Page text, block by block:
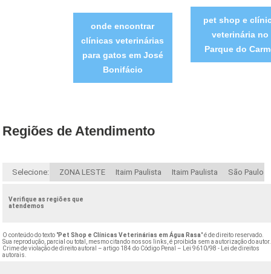
onde encontrar
clínicas veterinárias
para gatos em José
Bonifácio
pet shop e
veterinária no
Parque do
Regiões de Atendimento
Selecione: ZONA LESTE Itaim Paulista Itaim Paulista São Paulo
Verifique as regiões que
atendemos
O conteúdo do texto "Pet Shop e Clínicas Veterinárias em Água Rasa" é de direito reservado.
Sua reprodução, parcial ou total, mesmo citando nossos links, é proibida sem a autorização do autor.
Crime de violação de direito autoral – artigo 184 do Código Penal – Lei 9610/98 - Lei de direitos
autorais.